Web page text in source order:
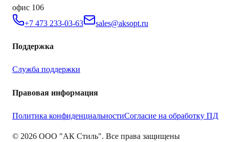
офис 106
+7 473 233-03-63
sales@aksopt.ru
Поддержка
Служба поддержки
Правовая информация
Политика конфиденциальностиСогласие на обработку ПД
© 2026 ООО "АК Стиль". Все права защищены